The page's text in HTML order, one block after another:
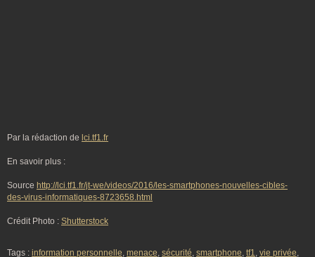
Par la rédaction de lci.tf1.fr
En savoir plus :
Source http://lci.tf1.fr/jt-we/videos/2016/les-smartphones-nouvelles-cibles-
des-virus-informatiques-8723658.html
Crédit Photo : Shutterstock
Tags : information personnelle, menace, sécurité, smartphone, tf1, vie privée,